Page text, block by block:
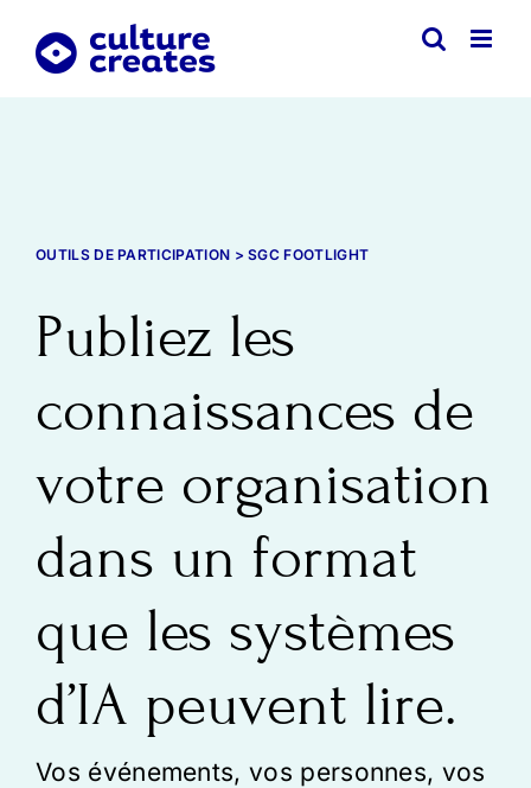
OUTILS DE PARTICIPATION > SGC FOOTLIGHT
Publiez les
connaissances de
votre organisation
dans un format
que les systèmes
d’IA peuvent lire.
Vos événements, vos personnes, vos